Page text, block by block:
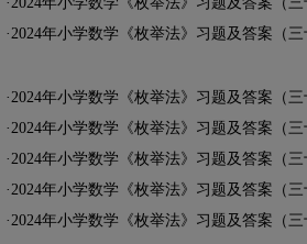
·2024年小学数学《枚举法》习题及答案（
·2024年小学数学《枚举法》习题及答案（
·2024年小学数学《枚举法》习题及答案（
·2024年小学数学《枚举法》习题及答案（
·2024年小学数学《枚举法》习题及答案（
·2024年小学数学《枚举法》习题及答案（